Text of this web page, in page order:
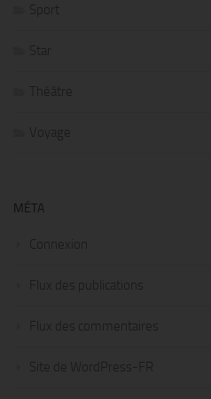
Sport
Star
Théâtre
Voyage
MÉTA
Connexion
Flux des publications
Flux des commentaires
Site de WordPress-FR